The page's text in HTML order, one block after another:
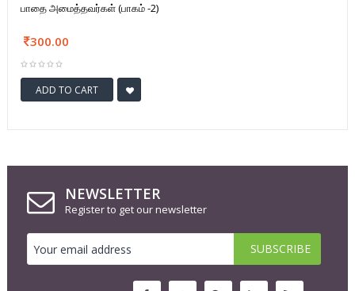
பாதை அமைத்தவர்கள் (பாகம் -2)
300.00
ADD TO CART
NEWSLETTER
Register to get our newsletter